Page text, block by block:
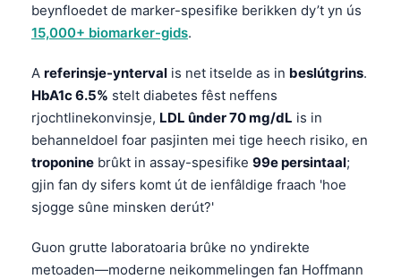
beynfloedet de marker-spesifike berikken dy’t yn ús
15,000+ biomarker-gids.
A referinsje-ynterval is net itselde as in beslútgrins.
HbA1c 6.5% stelt diabetes fêst neffens
rjochtlinekonvinsje, LDL ûnder 70 mg/dL is in
behanneldoel foar pasjinten mei tige heech risiko, en
troponine brûkt in assay-spesifike 99e persintaal;
gjin fan dy sifers komt út de ienfâldige fraach 'hoe
sjogge sûne minsken derút?'
Guon grutte laboratoaria brûke no yndirekte
metoaden—moderne neikommelingen fan Hoffmann